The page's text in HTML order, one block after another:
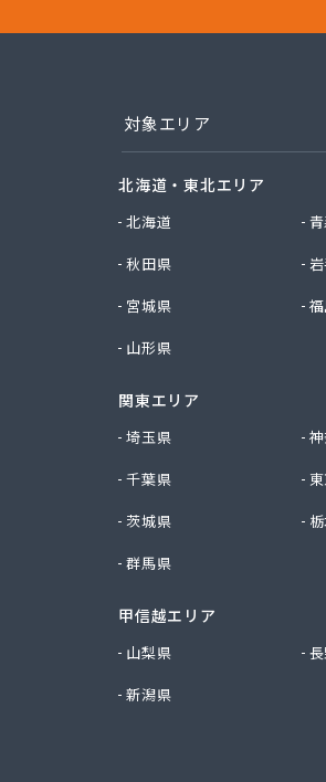
尾張営業所
ムガス 名古屋西営業所
対象エリア
北海道・東北エリア
北海道
秋田県
宮城県
山形県
関東エリア
埼玉県
千葉県
茨城県
群馬県
甲信越エリア
山梨県
新潟県